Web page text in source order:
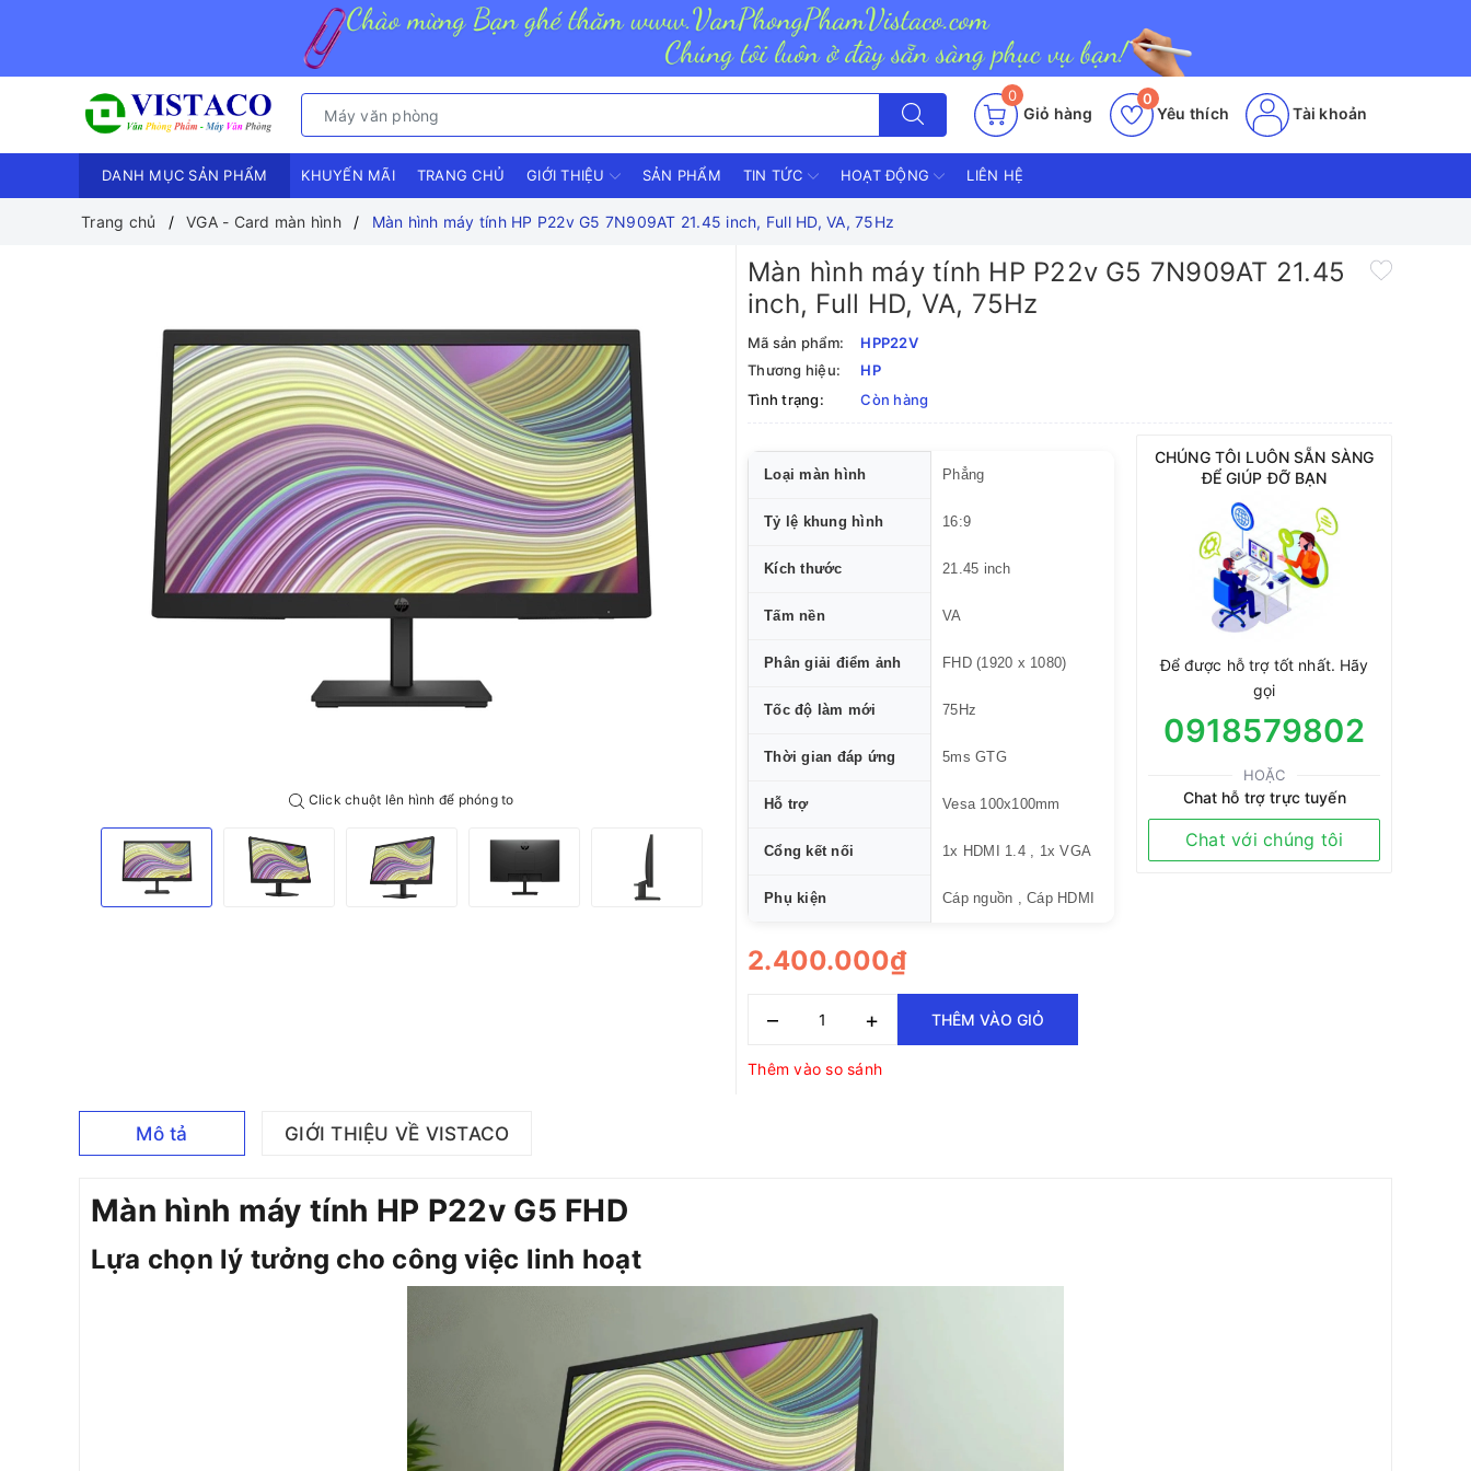
0
Giỏ hàng Yêu thích
0
Tài khoản
DANH MỤC SẢN PHẨM KHUYẾN MÃI TRANG CHỦ GIỚI THIỆU SẢN PHẨM TIN TỨC HOẠT ĐỘNG LIÊN HỆ
Trang chủ VGA - Card màn hình Màn hình máy tính HP P22v G5 7N909AT 21.45 inch, Full HD, VA, 75Hz
Click chuột lên hình để phóng to
Màn hình máy tính HP P22v G5 7N909AT 21.45
inch, Full HD, VA, 75Hz
Mã sản phẩm:
HPP22V
Thương hiệu:
HP
Tình trạng:
Còn hàng
Loại màn hình Phẳng
Tỷ lệ khung hình 16:9
Kích thước 21.45 inch
Tấm nền VA
Phân giải điểm ảnh FHD (1920 x 1080)
Tốc độ làm mới 75Hz
Thời gian đáp ứng 5ms GTG
Hỗ trợ Vesa 100x100mm
Cổng kết nối 1x HDMI 1.4 , 1x VGA
Phụ kiện Cáp nguồn , Cáp HDMI
2.400.000₫
– + THÊM VÀO GIỎ
Thêm vào so sánh
CHÚNG TÔI LUÔN SẴN SÀNG
ĐỂ GIÚP ĐỠ BẠN
Để được hỗ trợ tốt nhất. Hãy
gọi
0918579802
HOẶC
Chat hỗ trợ trực tuyến
Chat với chúng tôi
Mô tả GIỚI THIỆU VỀ VISTACO
Màn hình máy tính HP P22v G5 FHD
Lựa chọn lý tưởng cho công việc linh hoạt